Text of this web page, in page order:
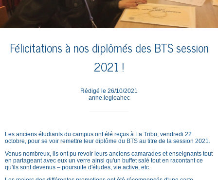
Félicitations à nos diplômés des BTS session
2021 !
Rédigé le 26/10/2021
anne.legloahec
Les anciens étudiants du campus ont été reçus à La Tribu, vendredi 22
octobre, pour se voir remettre leur diplôme du BTS au titre de la session 2021.
Venus nombreux, ils ont pu revoir leurs anciens camarades et enseignants tout
en partageant avec eux un verre ainsi qu'un buffet salé tout en racontant ce
qu'ils sont devenus – poursuite d'études, vie active, etc.